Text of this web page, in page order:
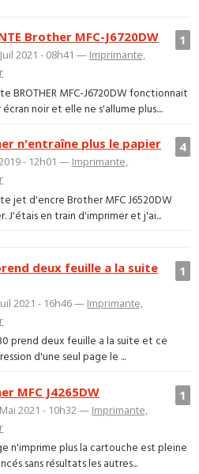
1
Brother MFC-J6720DW
2021 - 08h41 — Imprimante,
BROTHER MFC-J6720DW fonctionnait
noir et elle ne s'allume plus....
4
n'entraîne plus le papier
- 12h01 — Imprimante,
jet d'encre Brother MFC J6520DW
J'étais en train d'imprimer et j'ai...
1
deux feuille a la suite
2021 - 16h46 — Imprimante,
prend deux feuille a la suite et ce
d'une seul page le ...
1
MFC J4265DW
2021 - 10h32 — Imprimante,
n'imprime plus la cartouche est pleine
sans résultats les autres...